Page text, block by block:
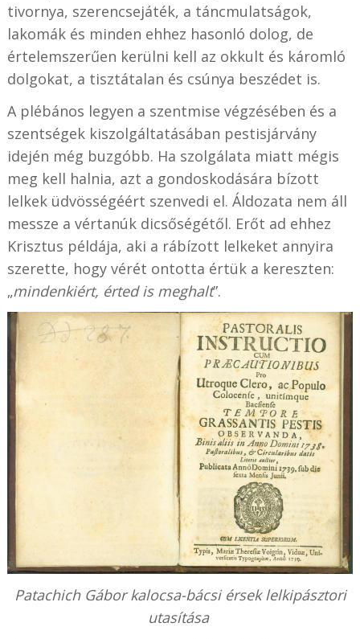
tivornya, szerencsejáték, a táncmulatságok,
lakomák és minden ehhez hasonló dolog, de
értelemszerűen kerülni kell az okkult és káromló
dolgokat, a tisztátalan és csúnya beszédet is.
A plébános legyen a szentmise végzésében és a
szentségek kiszolgáltatásában pestisjárvány
idején még buzgóbb. Ha szolgálata miatt mégis
meg kell halnia, azt a gondoskodására bízott
lelkek üdvösségéért szenvedi el. Áldozata nem áll
messze a vértanúk dicsőségétől. Erőt ad ehhez
Krisztus példája, aki a rábízott lelkeket annyira
szerette, hogy vérét ontotta értük a kereszten:
„mindenkiért, érted is meghalt”.
Patachich Gábor kalocsa-bácsi érsek lelkipásztori
utasítása